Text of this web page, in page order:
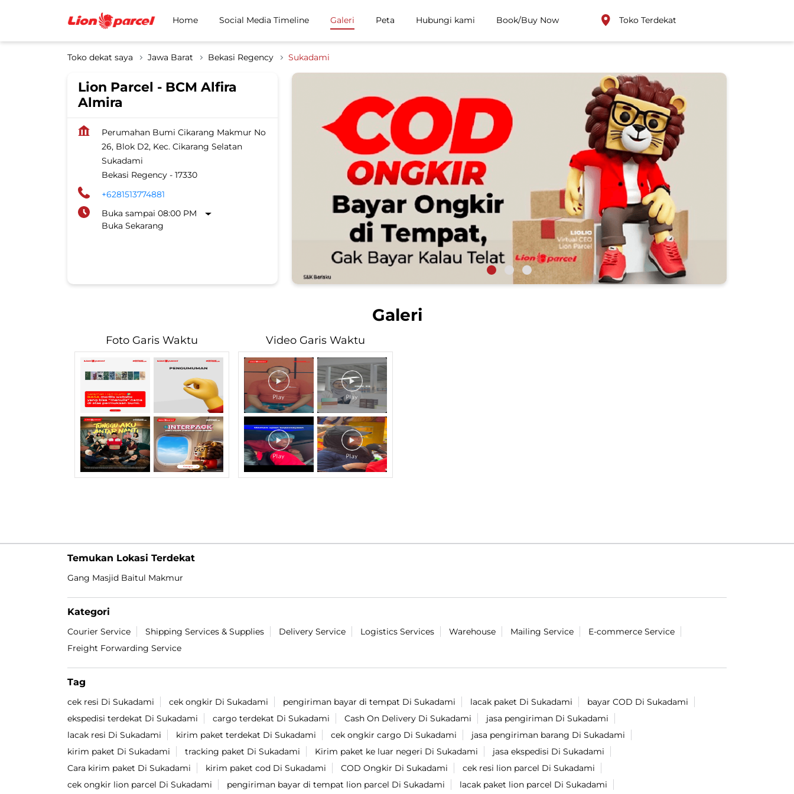
Home Social Media Timeline Galeri Peta Hubungi kami Book/Buy Now Toko Terdekat
Toko dekat saya Jawa Barat Bekasi Regency Sukadami
Lion Parcel - BCM Alfira
Almira
Perumahan Bumi Cikarang Makmur No
26, Blok D2, Kec. Cikarang Selatan
Sukadami
Bekasi Regency - 17330
+6281513774881
Buka sampai 08:00 PM
Buka Sekarang
Galeri
Foto Garis Waktu Video Garis Waktu
Temukan Lokasi Terdekat
Gang Masjid Baitul Makmur
Kategori
Courier Service Shipping Services & Supplies Delivery Service Logistics Services Warehouse Mailing Service
E-commerce Service
Freight Forwarding Service
Tag
cek resi Di Sukadami cek ongkir Di Sukadami pengiriman bayar di tempat Di Sukadami lacak paket Di Sukadami
bayar COD Di Sukadami
ekspedisi terdekat Di Sukadami
cargo terdekat Di Sukadami Cash On Delivery Di Sukadami
jasa pengiriman Di Sukadami
lacak resi Di Sukadami
kirim paket terdekat Di Sukadami cek ongkir cargo Di Sukadami
jasa pengiriman barang Di Sukadami
kirim paket Di Sukadami
tracking paket Di Sukadami Kirim paket ke luar negeri Di Sukadami
jasa ekspedisi Di Sukadami
Cara kirim paket Di Sukadami
kirim paket cod Di Sukadami COD Ongkir Di Sukadami
cek resi lion parcel Di Sukadami
cek ongkir lion parcel Di Sukadami
pengiriman bayar di tempat lion parcel Di Sukadami lacak paket lion parcel Di Sukadami